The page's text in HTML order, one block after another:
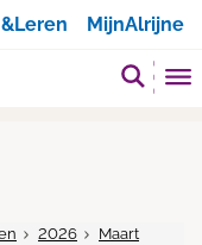
MijnAlrijne
2026
Maart